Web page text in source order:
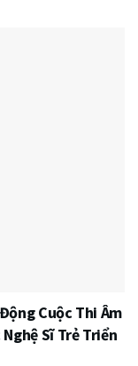
Cuộc Thi Âm
Sĩ Trẻ Triển